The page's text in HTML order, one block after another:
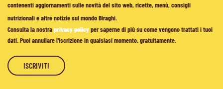
contenenti aggiornamenti sulle novità del sito web, ricette, menù, consigli
nutrizionali e altre notizie sul mondo Biraghi.
Consulta la nostraprivacy policyper saperne di più su come vengono trattati i tuoi
dati. Puoi annullare l'iscrizione in qualsiasi momento, gratuitamente.